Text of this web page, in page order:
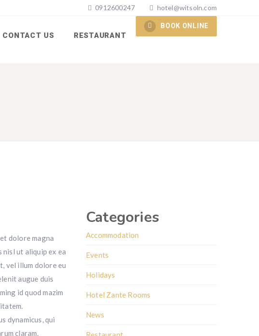
0912600247 hotel@witsoln.com
CONTACT US RESTAURANT
BOOK ONLINE
dolore magna
ut aliquip ex ea
vel illum dolore eu
augue duis
id quod mazim
dynamicus, qui
claram,
Categories
Accommodation
Events
Holidays
Hotel Zante Rooms
News